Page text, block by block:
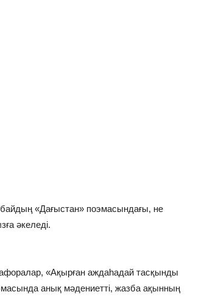
«Дағыстан» поэмасындағы, не
әкеледі.
«Ақырған аждаһадай тасқынды
анық мәдениетті, жазба ақынның